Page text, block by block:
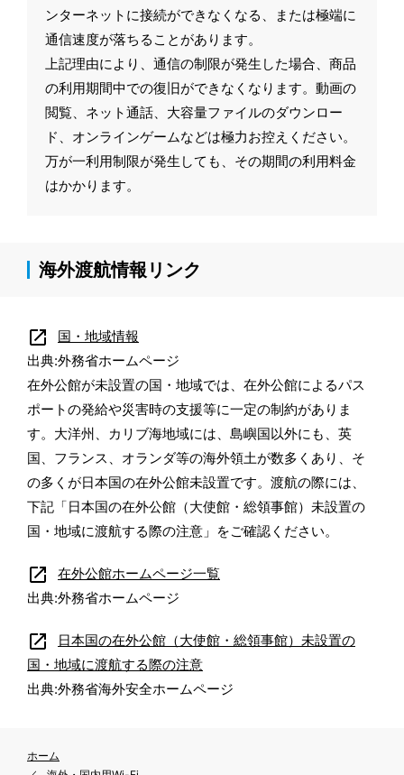
ンターネットに接続ができなくなる、または極端に
通信速度が落ちることがあります。
上記理由により、通信の制限が発生した場合、商品
の利用期間中での復旧ができなくなります。動画の
閲覧、ネット通話、大容量ファイルのダウンロー
ド、オンラインゲームなどは極力お控えください。
万が一利用制限が発生しても、その期間の利用料金
はかかります。
海外渡航情報リンク
open_in_new
国・地域情報
出典:外務省ホームページ
在外公館が未設置の国・地域では、在外公館によるパス
ポートの発給や災害時の支援等に一定の制約がありま
す。大洋州、カリブ海地域には、島嶼国以外にも、英
国、フランス、オランダ等の海外領土が数多くあり、そ
の多くが日本国の在外公館未設置です。渡航の際には、
下記「日本国の在外公館（大使館・総領事館）未設置の
国・地域に渡航する際の注意」をご確認ください。
open_in_new
在外公館ホームページ一覧
出典:外務省ホームページ
open_in_new
日本国の在外公館（大使館・総領事館）未設置の
国・地域に渡航する際の注意
出典:外務省海外安全ホームページ
ホーム